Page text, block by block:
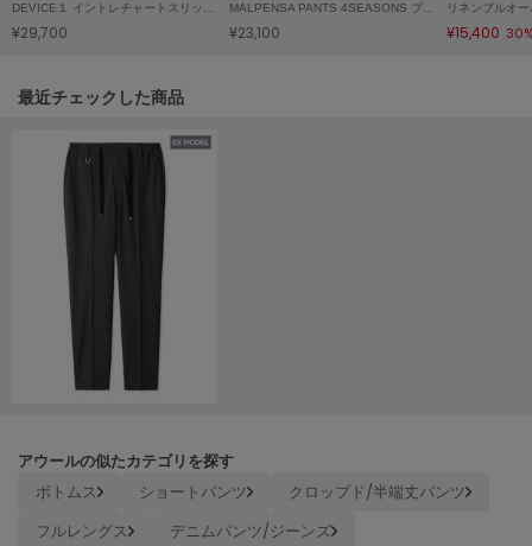
Mila Owen
ミラオーウェン
MOIGE
モワージュ
MUCHA
ミュシャ
NEW Balance
ニューバランス
NOWNS
null.
DEVICE１ イントレチャートスリッポン
¥29,700
MALPENSA PANTS 4SEASONS プレーン
¥23,100
リネンプルオ
¥15,400
関連記事
最近チェックした商品
アウールの似たカテゴリを探す
ボトムス ショートパンツ
クロップド/半端丈パンツ
フルレングス
デニムパンツ/ジーンズ